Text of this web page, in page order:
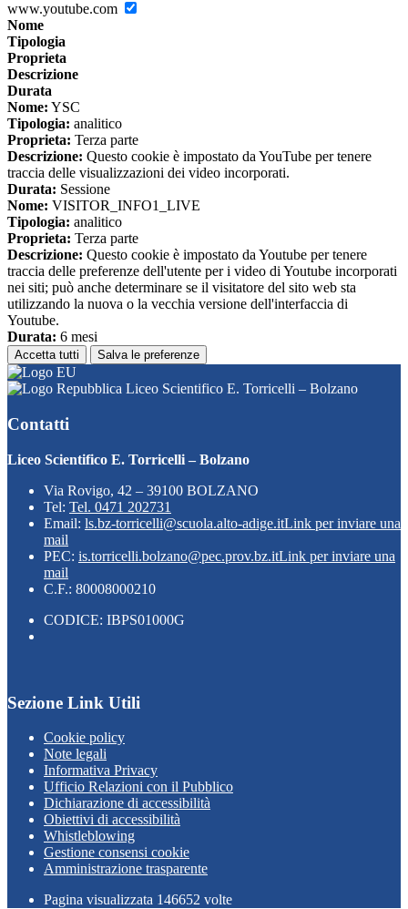
www.youtube.com
Nome
Tipologia
Proprieta
Descrizione
Durata
Nome: YSC
Tipologia: analitico
Proprieta: Terza parte
Descrizione: Questo cookie è impostato da YouTube per tenere
traccia delle visualizzazioni dei video incorporati.
Durata: Sessione
Nome: VISITOR_INFO1_LIVE
Tipologia: analitico
Proprieta: Terza parte
Descrizione: Questo cookie è impostato da Youtube per tenere
traccia delle preferenze dell'utente per i video di Youtube incorporati
nei siti; può anche determinare se il visitatore del sito web sta
utilizzando la nuova o la vecchia versione dell'interfaccia di
Youtube.
Durata: 6 mesi
Accetta tutti Salva le preferenze
Liceo Scientifico E. Torricelli – Bolzano
Contatti
Liceo Scientifico E. Torricelli – Bolzano
Via Rovigo, 42 – 39100 BOLZANO
Tel: Tel. 0471 202731
Email: ls.bz-torricelli@scuola.alto-adige.itLink per inviare una
mail
PEC: is.torricelli.bolzano@pec.prov.bz.itLink per inviare una
mail
C.F.: 80008000210
CODICE: IBPS01000G
Sezione Link Utili
Cookie policy
Note legali
Informativa Privacy
Ufficio Relazioni con il Pubblico
Dichiarazione di accessibilità
Obiettivi di accessibilità
Whistleblowing
Gestione consensi cookie
Amministrazione trasparente
Pagina visualizzata 146652 volte